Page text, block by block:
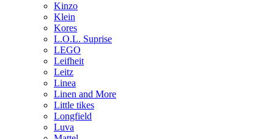
Kinzo
Klein
Kores
L.O.L. Suprise
LEGO
Leifheit
Leitz
Linea
Linen and More
Little tikes
Longfield
Luva